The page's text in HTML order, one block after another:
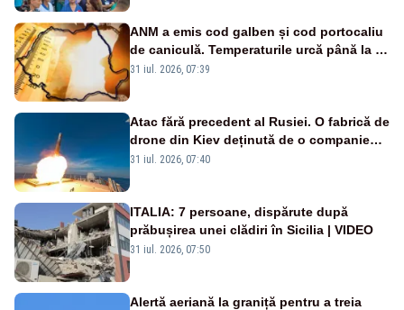
ANM a emis cod galben și cod portocaliu
de caniculă. Temperaturile urcă până la 38
de grade, iar nopțile devin tropicale
31 iul. 2026, 07:39
Atac fără precedent al Rusiei. O fabrică de
drone din Kiev deținută de o companie
americană, distrusă de o rachetă
31 iul. 2026, 07:40
ITALIA: 7 persoane, dispărute după
prăbușirea unei clădiri în Sicilia | VIDEO
31 iul. 2026, 07:50
Alertă aeriană la graniță pentru a treia